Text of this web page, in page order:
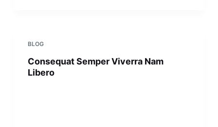
BLOG
Consequat Semper Viverra Nam
Libero